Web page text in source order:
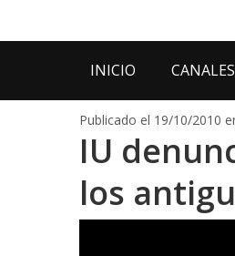
INICIO CANALES
Publicado el 19/10/2010
IU
los